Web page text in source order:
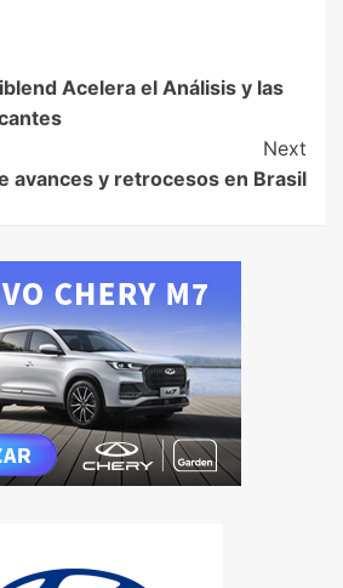
Acelera el Análisis y las
Next
avances y retrocesos en Brasil